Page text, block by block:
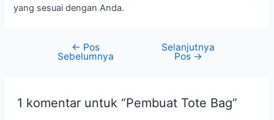
yang sesuai dengan Anda.
← Pos
Sebelumnya
Selanjutnya
Pos →
1 komentar untuk “Pembuat Tote Bag”